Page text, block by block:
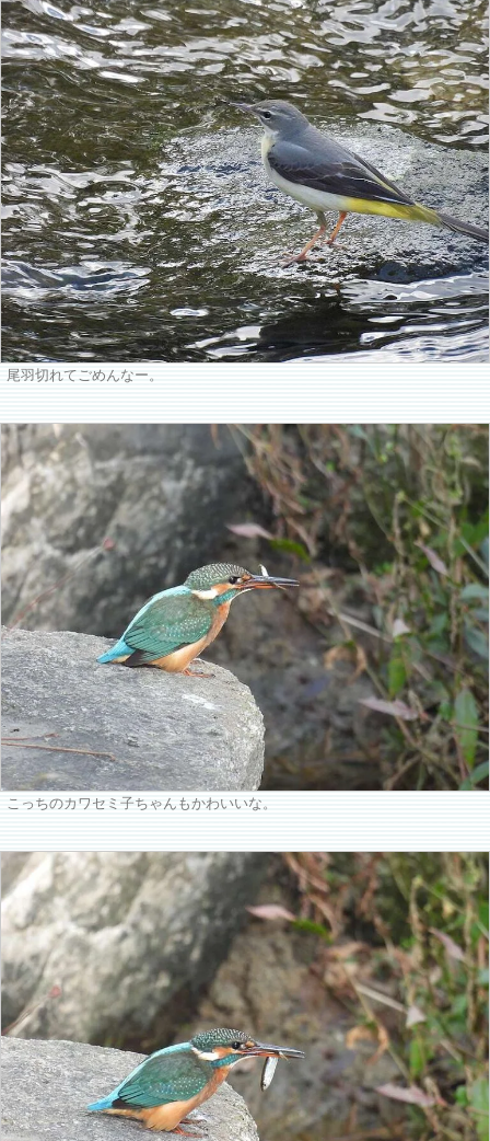
尾羽切れてごめんなー。
こっちのカワセミ子ちゃんもかわいいな。